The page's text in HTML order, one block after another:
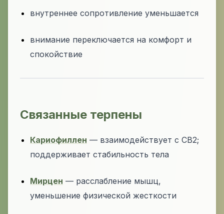
внутреннее сопротивление уменьшается
внимание переключается на комфорт и
спокойствие
Связанные терпены
Кариофиллен — взаимодействует с CB2;
поддерживает стабильность тела
Мирцен — расслабление мышц,
уменьшение физической жесткости